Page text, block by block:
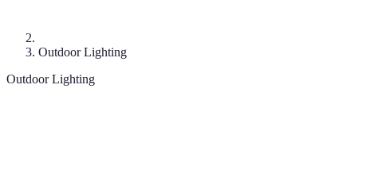
Outdoor Lighting
Outdoor Lighting